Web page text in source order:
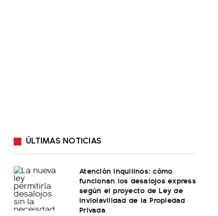
ÚLTIMAS NOTICIAS
Atención inquilinos: cómo
funcionan los desalojos express
según el proyecto de Ley de
Inviolavilidad de la Propiedad
Privada